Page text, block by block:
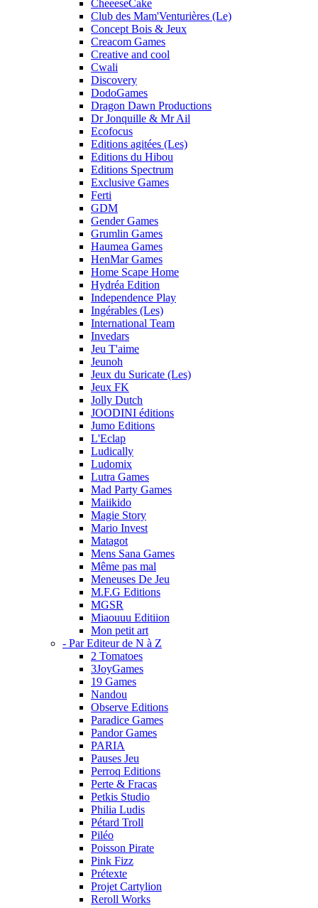
CheeeseCake
Club des Mam'Venturières (Le)
Concept Bois & Jeux
Creacom Games
Creative and cool
Cwali
Discovery
DodoGames
Dragon Dawn Productions
Dr Jonquille & Mr Ail
Ecofocus
Editions agitées (Les)
Editions du Hibou
Editions Spectrum
Exclusive Games
Ferti
GDM
Gender Games
Grumlin Games
Haumea Games
HenMar Games
Home Scape Home
Hydréa Edition
Independence Play
Ingérables (Les)
International Team
Invedars
Jeu T'aime
Jeunoh
Jeux du Suricate (Les)
Jeux FK
Jolly Dutch
JOODINI éditions
Jumo Editions
L'Eclap
Ludically
Ludomix
Lutra Games
Mad Party Games
Maiikido
Magie Story
Mario Invest
Matagot
Mens Sana Games
Même pas mal
Meneuses De Jeu
M.F.G Editions
MGSR
Miaouuu Editiion
Mon petit art
- Par Editeur de N à Z
2 Tomatoes
3JoyGames
19 Games
Nandou
Observe Editions
Paradice Games
Pandor Games
PARIA
Pauses Jeu
Perroq Editions
Perte & Fracas
Petkis Studio
Philia Ludis
Pétard Troll
Piléo
Poisson Pirate
Pink Fizz
Prétexte
Projet Cartylion
Reroll Works